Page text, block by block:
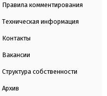
Правила комментирования
Техническая информация
Контакты
Вакансии
Структура собственности
Архив